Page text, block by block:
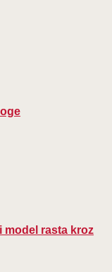
model rasta kroz